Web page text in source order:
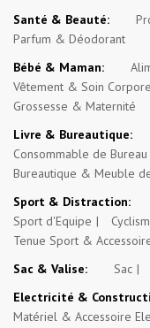
Santé & Beauté:
Parfum & Déodorant
Bébé & Maman:
Vêtement & Soin
Grossesse & Maternité
Livre & Bureautique:
Consommable de
Bureautique & Meuble
Sport & Distraction:
Sport d'Equipe
Tenue Sport &
Sac & Valise:
Sac
Electricité &
Matériel & Accessoire